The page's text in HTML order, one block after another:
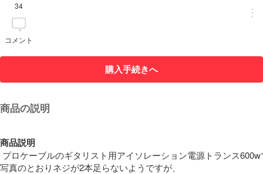
34
コメント
購入手続きへ
商品の説明
商品説明
プロケーブルのギタリスト用アイソレーション電源トランス
写真のとおりネジが2本足らないようですが、